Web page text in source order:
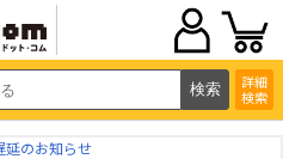
詳細
検索
延のお知らせ